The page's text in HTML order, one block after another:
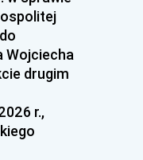
1991
1985
1979
Wojciecha
drugim
r.,